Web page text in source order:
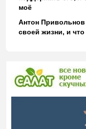
моё
Антон Привольнов
своей жизни, и